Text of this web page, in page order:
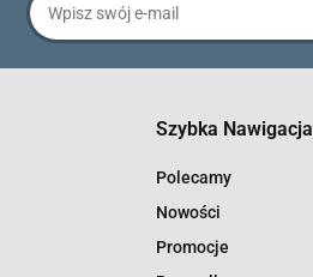
Szybka Nawigacja
Polecamy
Nowości
Promocje